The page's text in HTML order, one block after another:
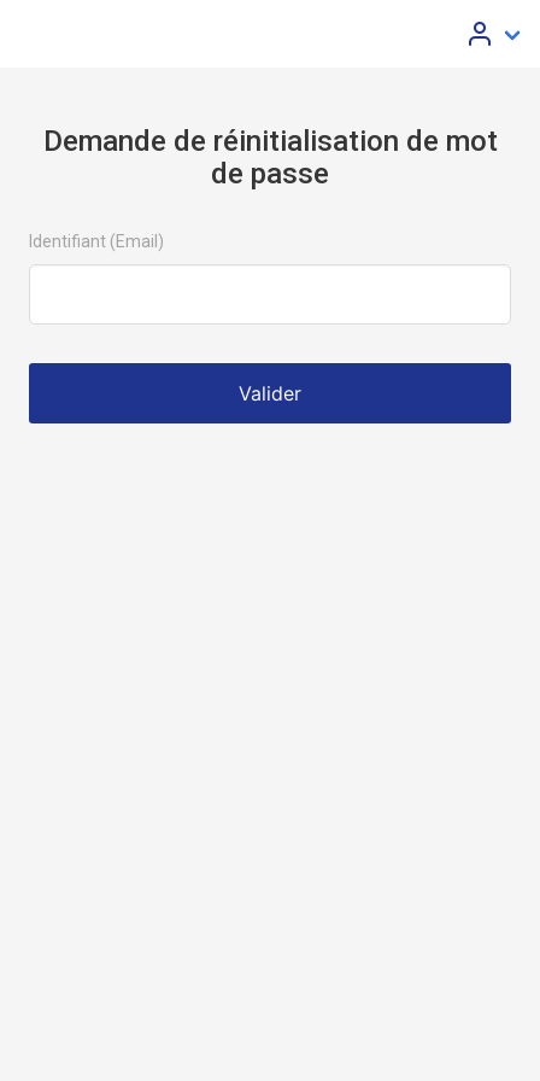
Demande de réinitialisation de mot
de passe
Identifiant (Email)
Valider